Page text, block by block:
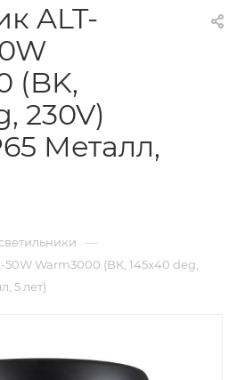
ALT-
(BK,
230V)
Металл,
—
Warm3000 (BK, 145x40 deg,
5 лет)